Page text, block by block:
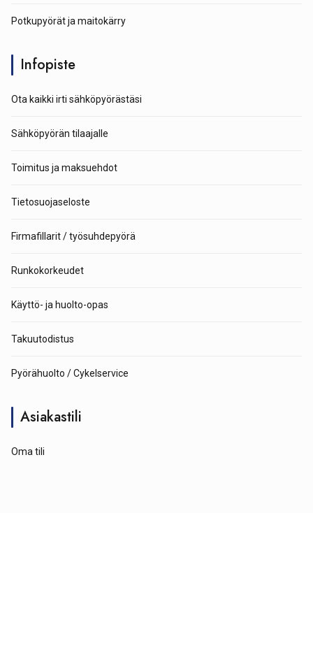
Potkupyörät ja maitokärry
Infopiste
Ota kaikki irti sähköpyörästäsi
Sähköpyörän tilaajalle
Toimitus ja maksuehdot
Tietosuojaseloste
Firmafillarit / työsuhdepyörä
Runkokorkeudet
Käyttö- ja huolto-opas
Takuutodistus
Pyörähuolto / Cykelservice
Asiakastili
Oma tili